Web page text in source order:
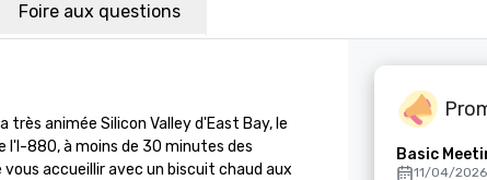
Foire aux questions
animée Silicon Valley d'East Bay, le
l'I-880, à moins de 30 minutes des
accueillir avec un biscuit chaud aux
Basic
11/04/